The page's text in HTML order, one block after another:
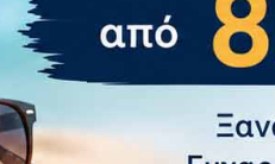
Χωρητικότητα Μπαταρίας
Ραδιόφωνο
Δακτυλικό αποτύπωμα